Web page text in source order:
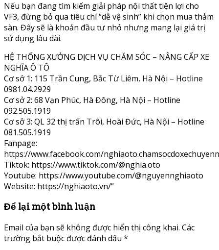
Nếu bạn đang tìm kiếm giải pháp nội thất tiện lợi cho
VF3, đừng bỏ qua tiêu chí “dễ vệ sinh” khi chọn mua thảm
sàn. Đây sẽ là khoản đầu tư nhỏ nhưng mang lại giá trị
sử dụng lâu dài.
HỆ THỐNG XƯỞNG DỊCH VỤ CHĂM SÓC – NÂNG CẤP XE
NGHĨA Ô TÔ
Cơ sở 1: 115 Trần Cung, Bắc Từ Liêm, Hà Nội – Hotline
0981.04.2929
Cơ sở 2: 68 Vạn Phúc, Hà Đông, Hà Nội – Hotline
092.505.1919
Cơ sở 3: QL 32 thị trấn Trôi, Hoài Đức, Hà Nội – Hotline
081.505.1919
Fanpage:
https://www.facebook.com/
Tiktok: https://www.tiktok.com/@nghia.oto
Youtube: https://www.youtube.com/@nguyennghiaoto
Website: https://nghiaoto.vn/”
Để lại một bình luận
Email của bạn sẽ không được hiển thị công khai. Các
trường bắt buộc được đánh dấu *